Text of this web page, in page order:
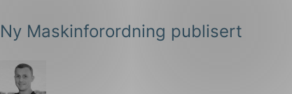
Ny Maskinforordning publisert